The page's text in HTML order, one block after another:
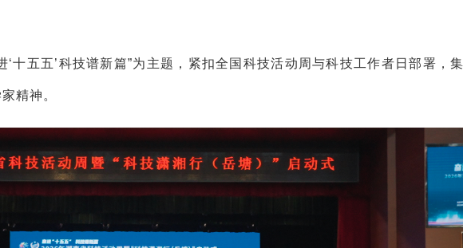
‘十五五’科技谱新篇”为主题，紧扣全国科技活动周与科技工作者日部署，
精神。